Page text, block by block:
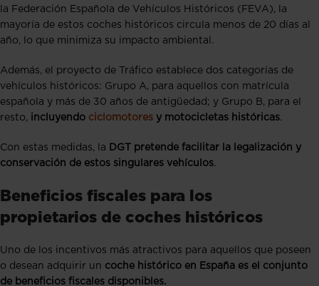
la Federación Española de Vehículos Históricos (FEVA), la
mayoría de estos coches históricos circula menos de 20 días al
año, lo que minimiza su impacto ambiental.
Además, el proyecto de Tráfico establece dos categorías de
vehículos históricos: Grupo A, para aquellos con matrícula
española y más de 30 años de antigüedad; y Grupo B, para el
resto, incluyendo ciclomotores y motocicletas históricas.
Con estas medidas, la DGT pretende facilitar la legalización y
conservación de estos singulares​​ vehículos.
Beneficios fiscales para los
propietarios de coches históricos
Uno de los incentivos más atractivos para aquellos que poseen
o desean adquirir un coche histórico en España es el conjunto
de beneficios fiscales disponibles.